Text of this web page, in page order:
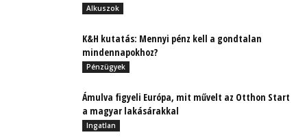
Alkuszok
K&H kutatás: Mennyi pénz kell a gondtalan
mindennapokhoz?
Pénzügyek
Ámulva figyeli Európa, mit művelt az Otthon Start
a magyar lakásárakkal
Ingatlan